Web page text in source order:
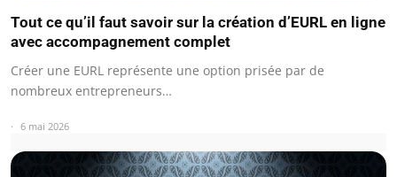
Tout ce qu’il faut savoir sur la création d’EURL en ligne
avec accompagnement complet
Créer une EURL représente une option prisée par de
nombreux entrepreneurs…
6 mai 2026